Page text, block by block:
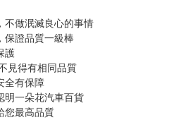
不做泯滅良心的事情
保證品質一級棒
護
見得有相同品質
全有保障
明一朵花汽車百貨
您最高品質